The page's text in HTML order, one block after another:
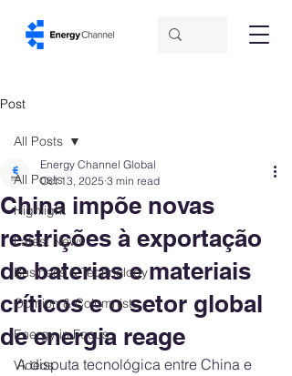
Post
All Posts
Highlight
Latest News
Business & Technology
Opinion & Columnists
Energy in Focus
Videos
All Posts
China impõe novas
restrições à exportação
de baterias e materiais
críticos e o setor global
de energia reage
Energy Channel Global
Oct 13, 2025 3 min read
A disputa tecnológica entre China e